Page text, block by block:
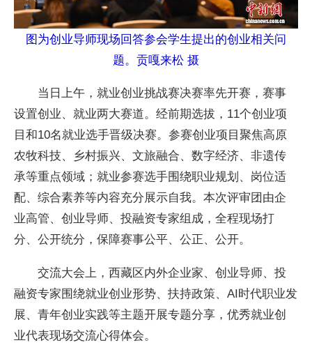
图为创业导师现场回答参会学生提出的创业相关问
题。贡嘎来松 摄
当日上午，就业创业挑战赛决赛率先开赛，赛事
设置创业、就业两大赛道。经前期选拔，11个创业项
目和10名就业选手晋级决赛。参赛创业项目聚焦高原
农牧科技、乡村振兴、文旅融合、数字经济、非遗传
承等重点领域；就业参赛选手围绕职业规划、岗位适
配、综合素养等内容充分展示自我。本次评审团由企
业高管、创业导师、投融资专家组成，全程现场打
分、公开统分，保障赛事公平、公正、公开。
交流大会上，西藏区内外企业家、创业导师、投
融资专家围绕就业创业形势、扶持政策、AI时代职业发
展、青年创业实践等主题开展专题分享，优秀就业创
业代表现场交流心得体会。